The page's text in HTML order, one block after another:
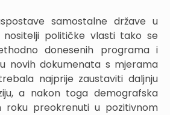
samostalne države u
nositelji političke vlasti tako se
donesenih programa i
novih dokumenata s mjerama
najprije zaustaviti daljnju
a nakon toga demografska
roku preokrenuti u pozitivnom